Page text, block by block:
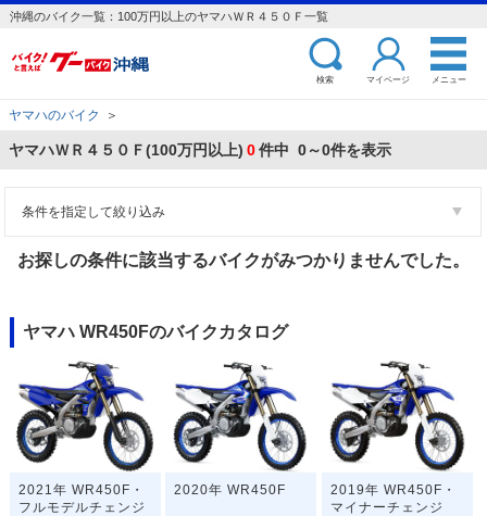
沖縄のバイク一覧：100万円以上のヤマハＷＲ４５０Ｆ一覧
検索 マイページ メニュー
ヤマハのバイク ＞
ヤマハＷＲ４５０Ｆ(100万円以上) 0件中 0～0件を表示
条件を指定して絞り込み
お探しの条件に該当するバイクがみつかりませんでした。
ヤマハ WR450Fのバイクカタログ
2021年 WR450F・
フルモデルチェンジ
2020年 WR450F
2019年 WR450F・
マイナーチェンジ